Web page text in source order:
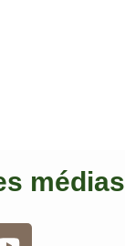
médias